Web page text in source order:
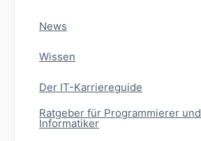
News
Wissen
Der IT-Karriereguide
Ratgeber für Programmierer und
Informatiker